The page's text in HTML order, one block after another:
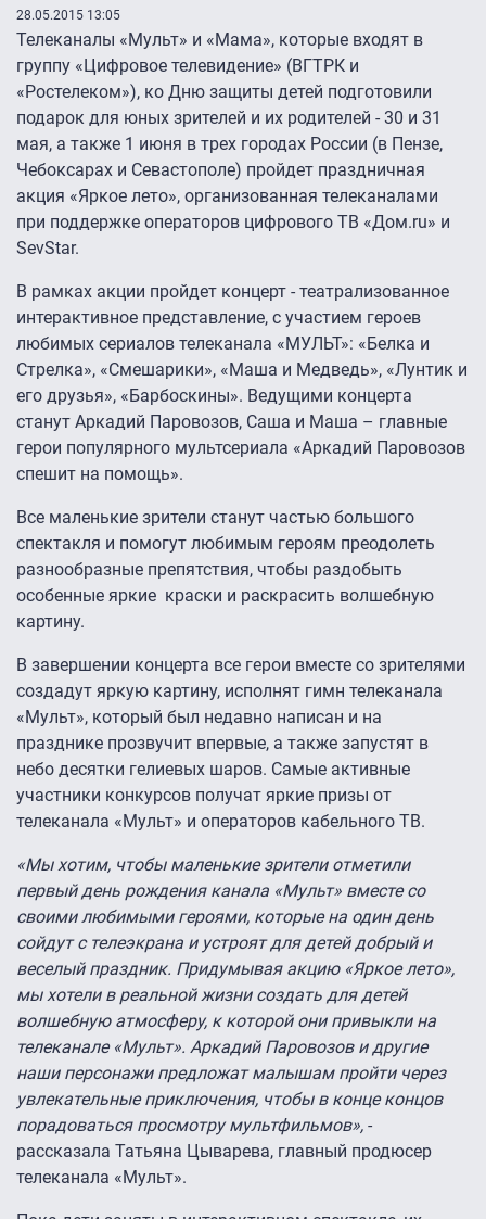
28.05.2015 13:05
Телеканалы «Мульт» и «Мама», которые входят в
группу «Цифровое телевидение» (ВГТРК и
«Ростелеком»), ко Дню защиты детей подготовили
подарок для юных зрителей и их родителей - 30 и 31
мая, а также 1 июня в трех городах России (в Пензе,
Чебоксарах и Севастополе) пройдет праздничная
акция «Яркое лето», организованная телеканалами
при поддержке операторов цифрового ТВ «Дом.ru» и
SevStar.
В рамках акции пройдет концерт - театрализованное
интерактивное представление, с участием героев
любимых сериалов телеканала «МУЛЬТ»: «Белка и
Стрелка», «Смешарики», «Маша и Медведь», «Лунтик и
его друзья», «Барбоскины». Ведущими концерта
станут Аркадий Паровозов, Саша и Маша – главные
герои популярного мультсериала «Аркадий Паровозов
спешит на помощь».
Все маленькие зрители станут частью большого
спектакля и помогут любимым героям преодолеть
разнообразные препятствия, чтобы раздобыть
особенные яркие краски и раскрасить волшебную
картину.
В завершении концерта все герои вместе со зрителями
создадут яркую картину, исполнят гимн телеканала
«Мульт», который был недавно написан и на
празднике прозвучит впервые, а также запустят в
небо десятки гелиевых шаров. Самые активные
участники конкурсов получат яркие призы от
телеканала «Мульт» и операторов кабельного ТВ.
«Мы хотим, чтобы маленькие зрители отметили
первый день рождения канала «Мульт» вместе со
своими любимыми героями, которые на один день
сойдут с телеэкрана и устроят для детей добрый и
веселый праздник. Придумывая акцию «Яркое лето»,
мы хотели в реальной жизни создать для детей
волшебную атмосферу, к которой они привыкли на
телеканале «Мульт». Аркадий Паровозов и другие
наши персонажи предложат малышам пройти через
увлекательные приключения, чтобы в конце концов
порадоваться просмотру мультфильмов», -
рассказала Татьяна Цыварева, главный продюсер
телеканала «Мульт».